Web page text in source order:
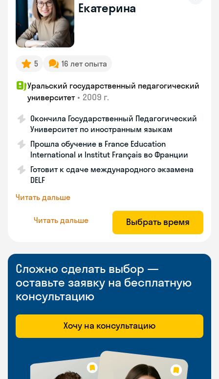
Екатерина
5 16 лет опыта
Уральский государственный педагогический
университет • 2009 г.
Окончила Государственный Педагогический
Университет по иностранным языкам
Прошла обучение в France Education
International и Institut Français во Франции
Готовит к сдаче международного экзамена
DELF
Читать дальше
Читать дальше Выбрать время
Сложно сделать выбор —
оставьте заявку на бесплатную
консультацию
Хочу на консультацию